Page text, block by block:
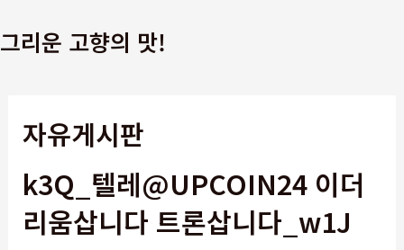
기
그리운 고향의 맛!
자유게시판
k3Q_텔레@UPCOIN24 이더
리움삽니다 트론삽니다_w1J